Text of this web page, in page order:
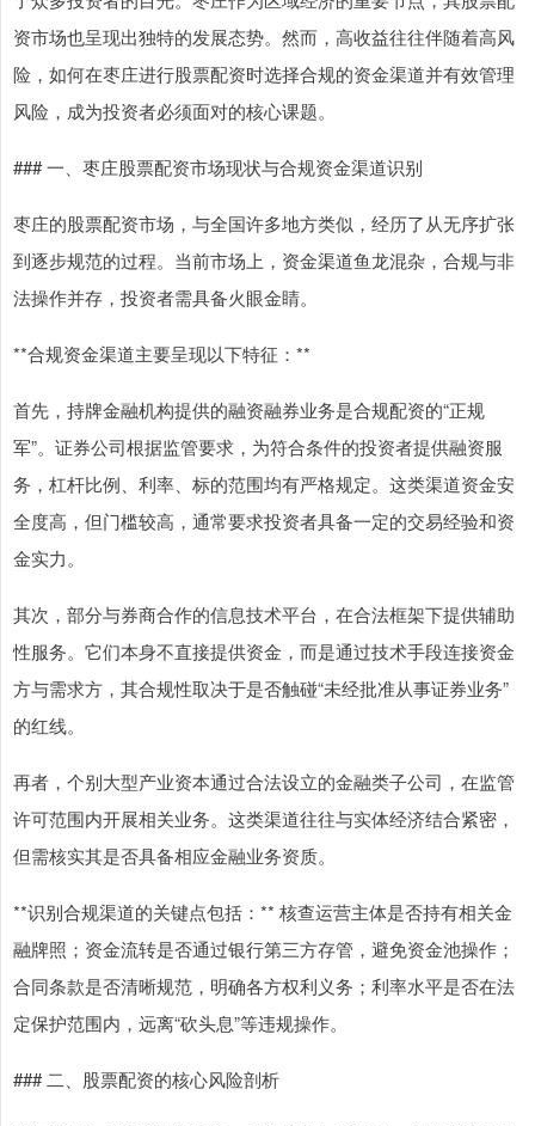
资市场也呈现出独特的发展态势。然而，高收益往往伴随着高风
险，如何在枣庄进行股票配资时选择合规的资金渠道并有效管理
风险，成为投资者必须面对的核心课题。
### 一、枣庄股票配资市场现状与合规资金渠道识别
枣庄的股票配资市场，与全国许多地方类似，经历了从无序扩张
到逐步规范的过程。当前市场上，资金渠道鱼龙混杂，合规与非
法操作并存，投资者需具备火眼金睛。
**合规资金渠道主要呈现以下特征：**
首先，持牌金融机构提供的融资融券业务是合规配资的“正规
军”。证券公司根据监管要求，为符合条件的投资者提供融资服
务，杠杆比例、利率、标的范围均有严格规定。这类渠道资金安
全度高，但门槛较高，通常要求投资者具备一定的交易经验和资
金实力。
其次，部分与券商合作的信息技术平台，在合法框架下提供辅助
性服务。它们本身不直接提供资金，而是通过技术手段连接资金
方与需求方，其合规性取决于是否触碰“未经批准从事证券业务”
的红线。
再者，个别大型产业资本通过合法设立的金融类子公司，在监管
许可范围内开展相关业务。这类渠道往往与实体经济结合紧密，
但需核实其是否具备相应金融业务资质。
**识别合规渠道的关键点包括：** 核查运营主体是否持有相关金
融牌照；资金流转是否通过银行第三方存管，避免资金池操作；
合同条款是否清晰规范，明确各方权利义务；利率水平是否在法
定保护范围内，远离“砍头息”等违规操作。
### 二、股票配资的核心风险剖析